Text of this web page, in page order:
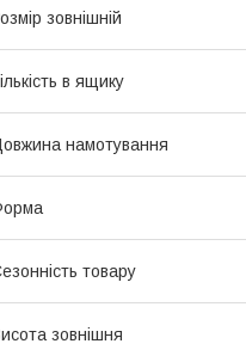
зовнішній
в ящику
намотування
товару
зовнішня